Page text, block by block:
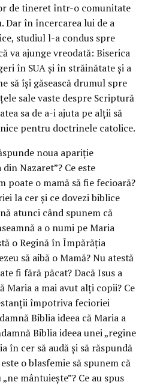
de tineret într-o comunitate
Dar în încercarea lui de a
studiul l-a condus spre
va ajunge vreodată: Biserica
în SUA și în străinătate și a
să își găsească drumul spre
sale vaste despre Scriptură
sa de a-i ajuta pe alții să
pentru doctrinele catolice.
noua apariție
Nazaret”? Ce este
poate o mamă să fie fecioară?
la cer și ce dovezi biblice
atunci când spunem că
a o numi pe Maria
o Regină în Împărăția
să aibă o Mamă? Nu atestă
fi fără păcat? Dacă Isus a
Maria a mai avut alți copii? Ce
împotriva fecioriei
Biblia ideea că Maria a
Biblia ideea unei „regine
în cer să audă și să răspundă
o blasfemie să spunem că
mântuiește”? Ce au spus